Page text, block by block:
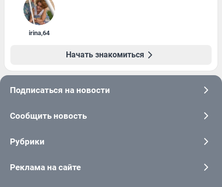
irina,64
Начать знакомиться
Подписаться на новости
Сообщить новость
Рубрики
Реклама на сайте